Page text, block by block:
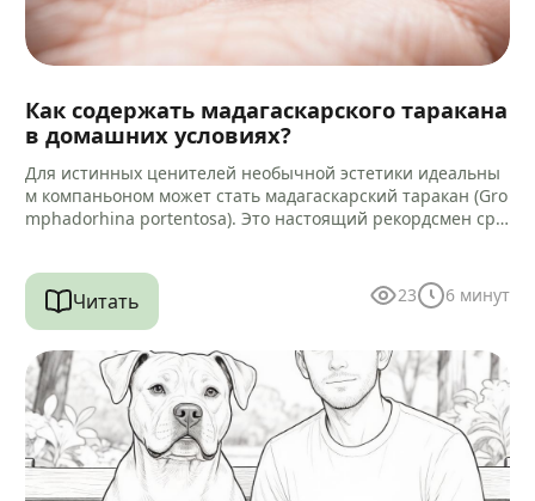
Как содержать мадагаскарского таракана
в домашних условиях?
Для истинных ценителей необычной эстетики идеальны
м компаньоном может стать мадагаскарский таракан (Gro
mphadorhina portentosa). Это настоящий рекордсмен сре
Читать 23 6 минут